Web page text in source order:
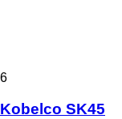
6
Kobelco SK45